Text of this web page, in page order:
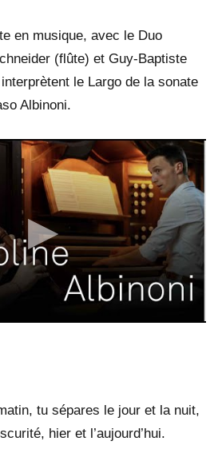
en musique, avec le Duo
(flûte) et Guy-Baptiste
le Largo de la sonate
Albinoni.
tu sépares le jour et la nuit,
hier et l’aujourd’hui.